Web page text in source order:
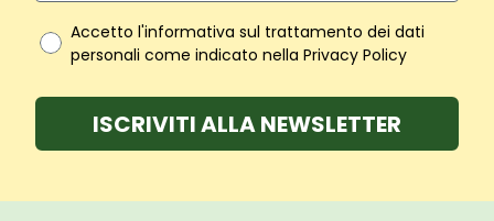
Accetto l'informativa sul trattamento dei dati
personali come indicato nella Privacy Policy
ISCRIVITI ALLA NEWSLETTER